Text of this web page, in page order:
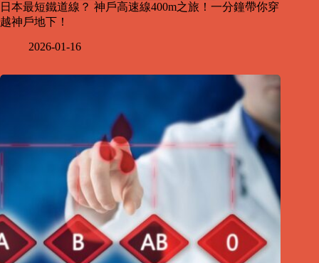
日本最短鐵道線？ 神戶高速線400m之旅！一分鐘帶你穿
越神戶地下！
2026-01-16